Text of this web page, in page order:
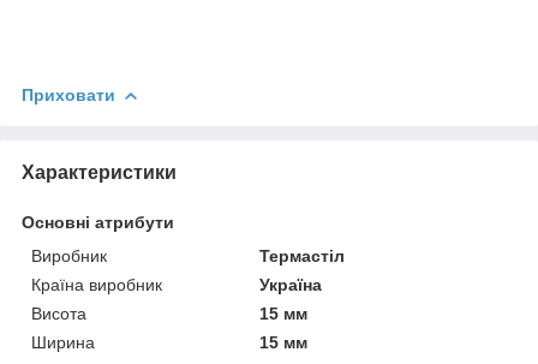
Приховати
Характеристики
Основні атрибути
Виробник
Термастіл
Країна виробник
Україна
Висота
15 мм
Ширина
15 мм